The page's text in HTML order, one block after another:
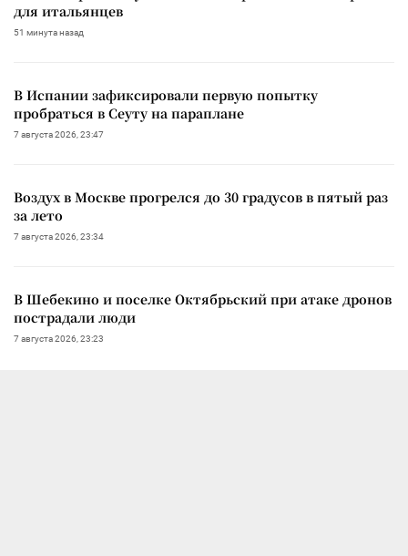
для итальянцев
51 минута назад
В Испании зафиксировали первую попытку
пробраться в Сеуту на параплане
7 августа 2026, 23:47
Воздух в Москве прогрелся до 30 градусов в пятый раз
за лето
7 августа 2026, 23:34
В Шебекино и поселке Октябрьский при атаке дронов
пострадали люди
7 августа 2026, 23:23